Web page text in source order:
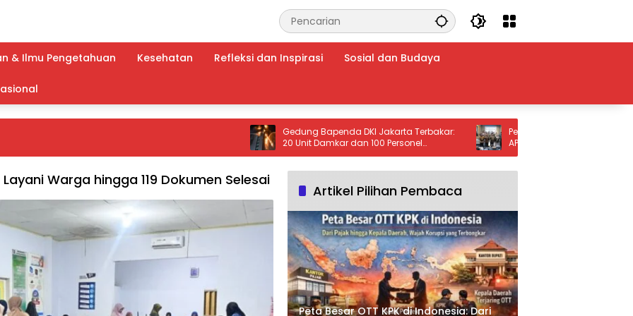
& Ilmu Pengetahuan Kesehatan Refleksi dan Inspirasi Sosial dan Budaya
Gedung Bapenda DKI Jakarta Terbakar:
20 Unit Damkar dan 100 Personel
Dikerahkan ke Lokasi
Pemkab Kuningan Belajar Inovasi
APJ, Kunjungi Kabupaten Madiun
Genjot Infrastruktur
Warga hingga 119 Dokumen Selesai
Artikel Pilihan Pembaca
Peta Besar OTT KPK di Indonesia: Dari